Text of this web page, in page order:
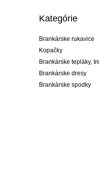
Kategórie
Brankárske rukavice
Kopačky
Brankárske tepláky,
Brankárske dresy
Brankárske spodky